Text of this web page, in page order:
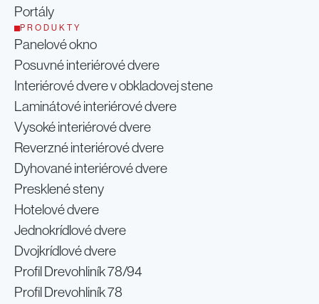
Portály
PRODUKTY
Panelové okno
Posuvné interiérové dvere
Interiérové dvere v obkladovej stene
Laminátové interiérové dvere
Vysoké interiérové dvere
Reverzné interiérové dvere
Dyhované interiérové dvere
Presklené steny
Hotelové dvere
Jednokrídlové dvere
Dvojkrídlové dvere
Profil Drevohliník 78/94
Profil Drevohliník 78